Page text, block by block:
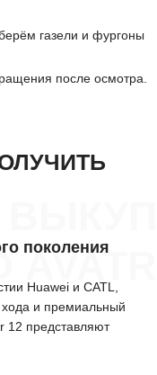
газели и фургоны
после осмотра.
поколения
Huawei и CATL,
хода и премиальный
12 представляют